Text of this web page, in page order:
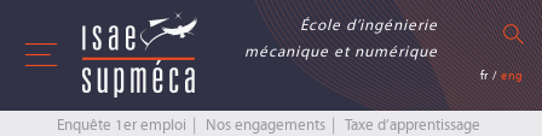
École d’ingénierie
mécanique et numérique
fr / eng
Enquête 1er emploi Nos engagements Taxe d’apprentissage